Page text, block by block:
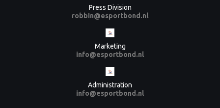
Press Division
robbin@esportbond.nl
Marketing
info@esportbond.nl
Administration
info@esportbond.nl